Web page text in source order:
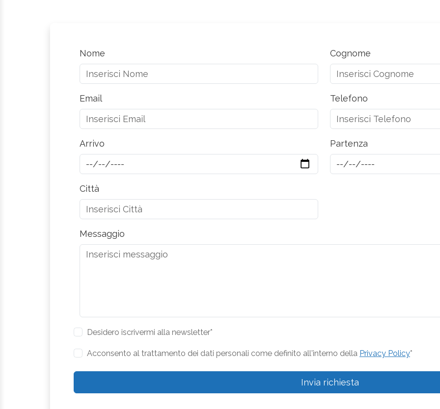
Nome Cognome
Email Telefono
Arrivo Partenza
Città
Messaggio
Desidero iscrivermi alla newsletter*
Acconsento al trattamento dei dati personali come definito all'interno della Privacy Policy*
Invia richiesta